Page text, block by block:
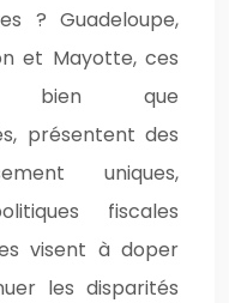
? Guadeloupe,
et Mayotte, ces
bien que
présentent des
uniques,
fiscales
visent à doper
les disparités